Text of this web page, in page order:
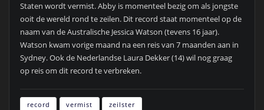
Staten wordt vermist. Abby is momenteel bezig om als jongste
ooit de wereld rond te zeilen. Dit record staat momenteel op de
naam van de Australische Jessica Watson (tevens 16 jaar).
Watson kwam vorige maand na een reis van 7 maanden aan in
Sydney. Ook de Nederlandse Laura Dekker (14) wil nog graag
op reis om dit record te verbreken.
record vermist zeilster